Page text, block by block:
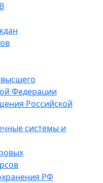
Федерации
Российской
системы и
РФ